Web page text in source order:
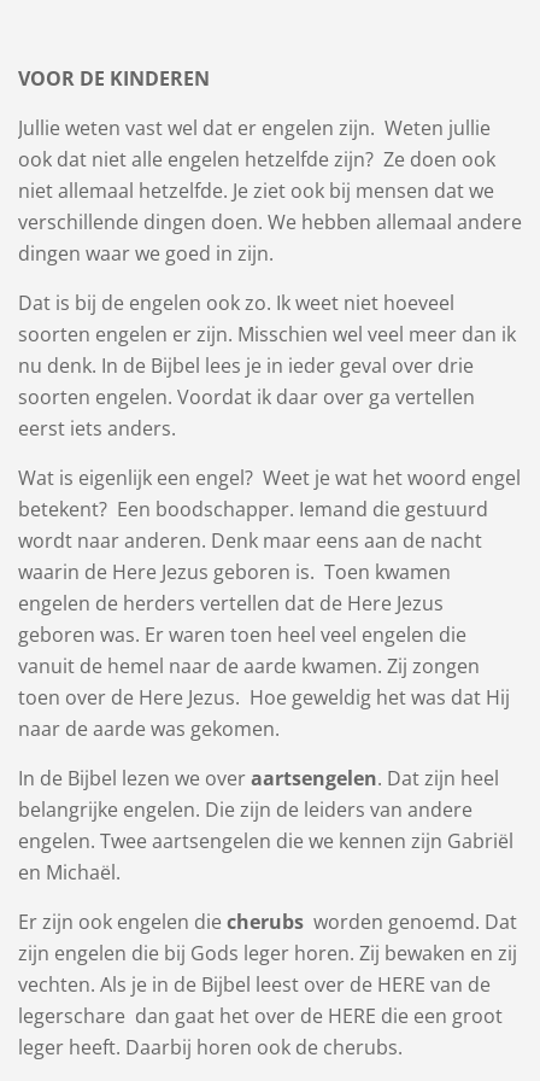
VOOR DE KINDEREN
Jullie weten vast wel dat er engelen zijn. Weten jullie
ook dat niet alle engelen hetzelfde zijn? Ze doen ook
niet allemaal hetzelfde. Je ziet ook bij mensen dat we
verschillende dingen doen. We hebben allemaal andere
dingen waar we goed in zijn.
Dat is bij de engelen ook zo. Ik weet niet hoeveel
soorten engelen er zijn. Misschien wel veel meer dan ik
nu denk. In de Bijbel lees je in ieder geval over drie
soorten engelen. Voordat ik daar over ga vertellen
eerst iets anders.
Wat is eigenlijk een engel? Weet je wat het woord engel
betekent? Een boodschapper. Iemand die gestuurd
wordt naar anderen. Denk maar eens aan de nacht
waarin de Here Jezus geboren is. Toen kwamen
engelen de herders vertellen dat de Here Jezus
geboren was. Er waren toen heel veel engelen die
vanuit de hemel naar de aarde kwamen. Zij zongen
toen over de Here Jezus. Hoe geweldig het was dat Hij
naar de aarde was gekomen.
In de Bijbel lezen we overaartsengelen. Dat zijn heel
belangrijke engelen. Die zijn de leiders van andere
engelen. Twee aartsengelen die we kennen zijn Gabriël
en Michaël.
Er zijn ook engelen die cherubs worden genoemd. Dat
zijn engelen die bij Gods leger horen. Zij bewaken en zij
vechten. Als je in de Bijbel leest over de HERE van de
legerschare dan gaat het over de HERE die een groot
leger heeft. Daarbij horen ook de cherubs.